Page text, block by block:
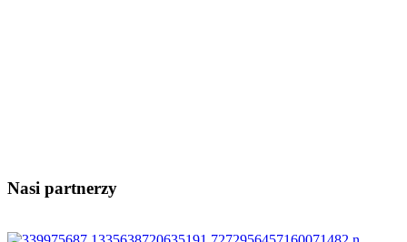
Nasi partnerzy